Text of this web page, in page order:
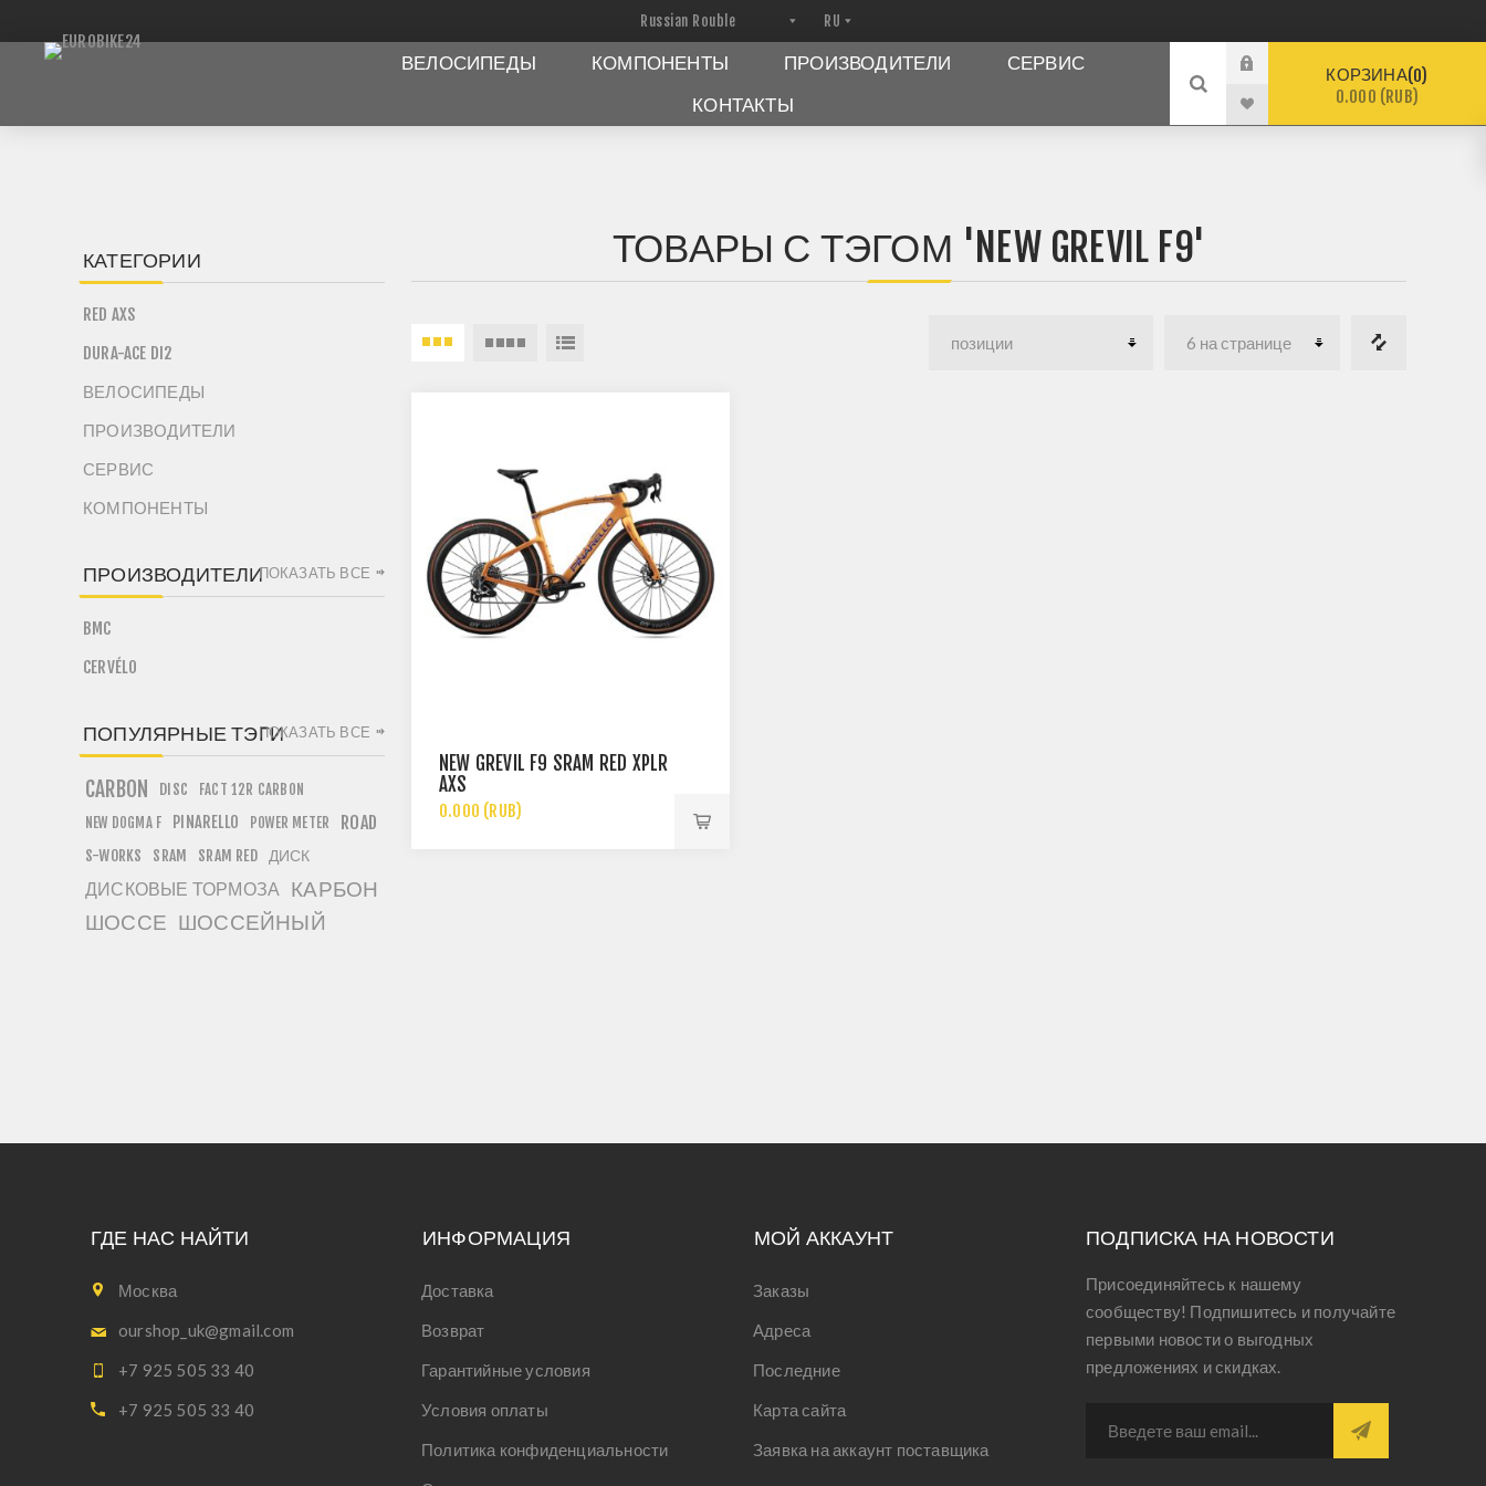
ВЕЛОСИПЕДЫ КОМПОНЕНТЫ ПРОИЗВОДИТЕЛИ
СЕРВИС
КОНТАКТЫ
КОРЗИНА 0
0.000 (RUB)
ТОВАРЫ С ТЭГОМ 'NEW GREVIL F9'
NEW GREVIL F9 SRAM RED XPLR
AXS
0.000 (RUB)
КАТЕГОРИИ
RED AXS
DURA-ACE DI2
ВЕЛОСИПЕДЫ
ПРОИЗВОДИТЕЛИ
СЕРВИС
КОМПОНЕНТЫ
ПРОИЗВОДИТЕЛИ
BMC
CERVÉLO
ПОКАЗАТЬ ВСЕ
ПОПУЛЯРНЫЕ ТЭГИ
CARBON DISC
FACT 12R CARBON
NEW DOGMA F
PINARELLO POWER METER ROAD
S-WORKS SRAM SRAM RED ДИСК
ДИСКОВЫЕ ТОРМОЗА КАРБОН
ШОССЕ ШОССЕЙНЫЙ
ПОКАЗАТЬ ВСЕ
ГДЕ НАС НАЙТИ
Москва
ourshop_uk@gmail.com
+7 925 505 33 40
+7 925 505 33 40
ИНФОРМАЦИЯ
Доставка
Возврат
Гарантийные условия
Условия оплаты
Политика конфиденциальности
МОЙ АККАУНТ
Заказы
Адреса
Последние
Карта сайта
Заявка на аккаунт поставщика
ПОДПИСКА НА НОВОСТИ
Присоединяйтесь к нашему
сообществу! Подпишитесь и получайте
первыми новости о выгодных
предложениях и скидках.